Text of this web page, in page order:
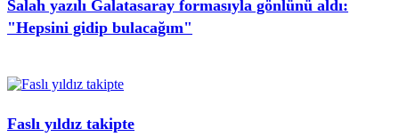
Salah yazılı Galatasaray formasıyla gönlünü aldı:
"Hepsini gidip bulacağım"
Faslı yıldız takipte